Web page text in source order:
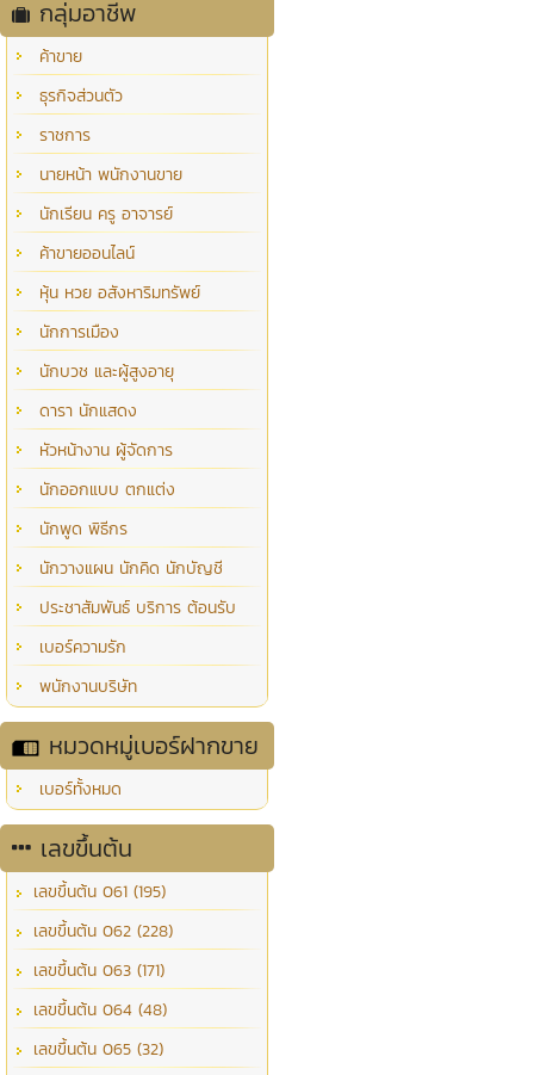
กลุ่มอาชีพ
ค้าขาย
ธุรกิจส่วนตัว
ราชการ
นายหน้า พนักงานขาย
นักเรียน ครู อาจารย์
ค้าขายออนไลน์
หุ้น หวย อสังหาริมทรัพย์
นักการเมือง
นักบวช และผู้สูงอายุ
ดารา นักแสดง
หัวหน้างาน ผู้จัดการ
นักออกแบบ ตกแต่ง
นักพูด พิธีกร
นักวางแผน นักคิด นักบัญชี
ประชาสัมพันธ์ บริการ ต้อนรับ
เบอร์ความรัก
พนักงานบริษัท
หมวดหมู่เบอร์ฝากขาย
เบอร์ทั้งหมด
เลขขึ้นต้น
เลขขึ้นต้น 061 (195)
เลขขึ้นต้น 062 (228)
เลขขึ้นต้น 063 (171)
เลขขึ้นต้น 064 (48)
เลขขึ้นต้น 065 (32)